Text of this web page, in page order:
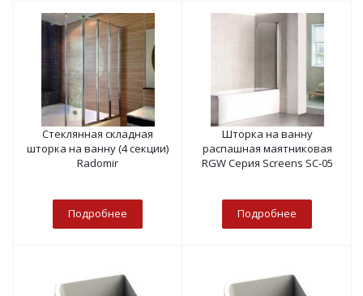
Стеклянная складная
шторка на ванну (4 секции)
Radomir
Подробнее
Шторка на ванну
распашная маятниковая
RGW Серия Screens SC-05
Подробнее